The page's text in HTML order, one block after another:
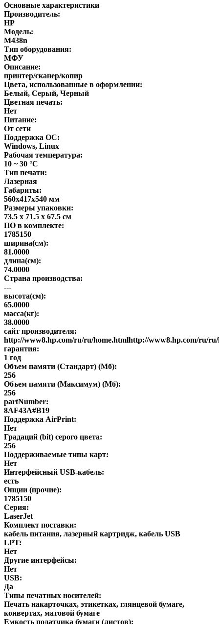
Основные характеристики
Производитель:
HP
Модель:
M438n
Тип оборудования:
МФУ
Описание:
принтер/сканер/копир
Цвета, использованные в оформлении:
Белый, Серый, Черный
Цветная печать:
Нет
Питание:
От сети
Поддержка ОС:
Windows, Linux
Рабочая температура:
10 ~ 30 °C
Тип печати:
Лазерная
Габариты:
560x417x540 мм
Размеры упаковки:
73.5 x 71.5 x 67.5 см
ПО в комплекте:
1785150
ширина(см):
81.0000
длина(см):
74.0000
Страна производства:
---
высота(см):
65.0000
масса(кг):
38.0000
сайт производителя:
http://www8.hp.com/ru/ru/home.htmlhttp://www8.hp.com/ru/
гарантия:
1 год
Объем памяти (Стандарт) (Мб):
256
Объем памяти (Максимум) (Мб):
256
partNumber:
8AF43A#B19
Поддержка AirPrint:
Нет
Градаций (bit) серого цвета:
256
Поддерживаемые типы карт:
Нет
Интерфейсный USB-кабель:
есть
Опции (прочие):
1785150
Серия:
LaserJet
Комплект поставки:
кабель питания, лазерный картридж, кабель USB
LPT:
Нет
Другие интерфейсы:
Нет
USB:
Да
Типы печатных носителей:
Печать накарточках, этикетках, глянцевой бумаге,
конвертах, матовой бумаге
Емкость податчика бумаги (листов):